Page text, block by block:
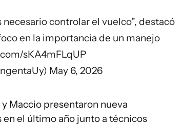
controlar el vuelco”, destacó
en la importancia de un manejo
sKA4mFLqUP
May 6, 2026
Maccio presentaron nueva
el último año junto a técnicos